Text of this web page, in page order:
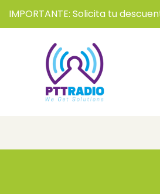
IMPORTANTE: Solicita tu